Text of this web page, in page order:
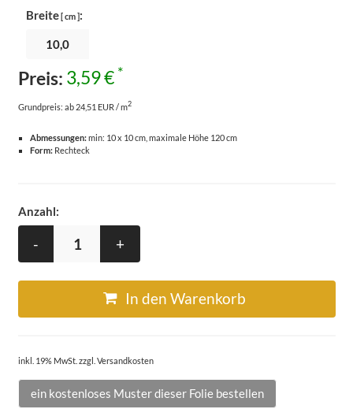
Breite[ cm ]:
Preis: 3,59 € *
Grundpreis: ab 24,51 EUR / m2
Abmessungen:min: 10 x 10 cm, maximale Höhe 120 cm
Form:Rechteck
Anzahl:
- +
In den Warenkorb
inkl. 19% MwSt. zzgl. Versandkosten
ein kostenloses Muster dieser Folie bestellen